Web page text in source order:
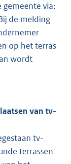
via:
de melding
op het terras
wordt
van tv-
tv-
terrassen